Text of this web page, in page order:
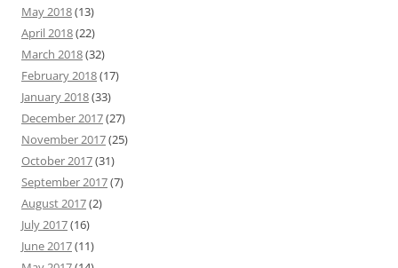
May 2018(13)
April 2018(22)
March 2018(32)
February 2018(17)
January 2018(33)
December 2017(27)
November 2017(25)
October 2017(31)
September 2017(7)
August 2017(2)
July 2017(16)
June 2017(11)